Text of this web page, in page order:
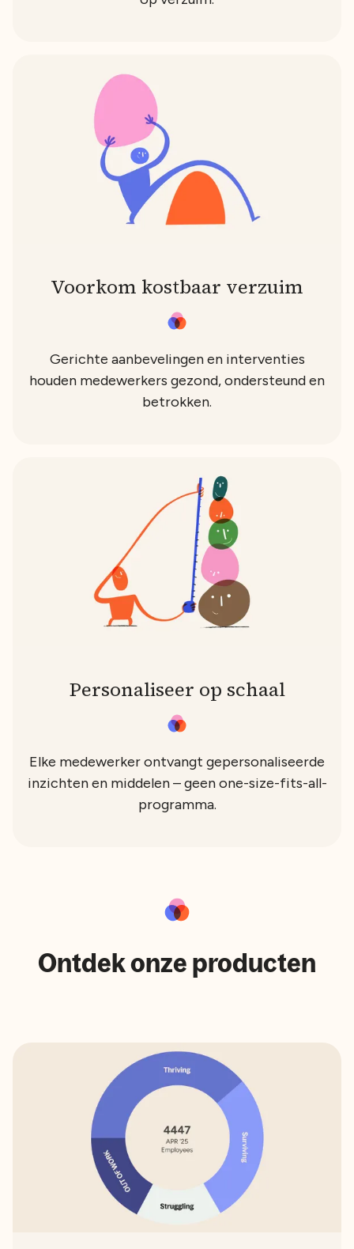
Voorkom kostbaar verzuim
Gerichte aanbevelingen en interventies
houden medewerkers gezond, ondersteund en
betrokken.
Personaliseer op schaal
Elke medewerker ontvangt gepersonaliseerde
inzichten en middelen – geen one-size-fits-all-
programma.
Ontdek onze producten